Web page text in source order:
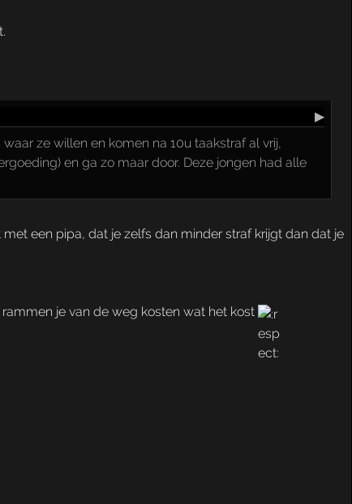
▶
ze willen en komen na 10u taakstraf al vrij,
en ga zo maar door. Deze jongen had alle
een pipa, dat je zelfs dan minder straf krijgt dan dat je
je van de weg kosten wat het kost